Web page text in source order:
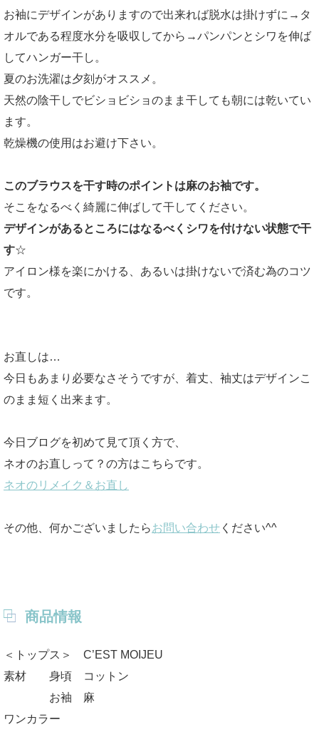
お袖にデザインがありますので出来れば脱水は掛けずに→タ
オルである程度水分を吸収してから→パンパンとシワを伸ば
してハンガー干し。
夏のお洗濯は夕刻がオススメ。
天然の陰干しでビショビショのまま干しても朝には乾いてい
ます。
乾燥機の使用はお避け下さい。
このブラウスを干す時のポイントは麻のお袖です。
そこをなるべく綺麗に伸ばして干してください。
デザインがあるところにはなるべくシワを付けない状態で干
す☆
アイロン様を楽にかける、あるいは掛けないで済む為のコツ
です。
お直しは…
今日もあまり必要なさそうですが、着丈、袖丈はデザインこ
のまま短く出来ます。
今日ブログを初めて見て頂く方で、
ネオのお直しって？の方はこちらです。
ネオのリメイク＆お直し
その他、何かございましたらお問い合わせ ください^^
商品情報
＜トップス＞ C’EST MOIJEU
素材 身頃 コットン
お袖 麻
ワンカラー